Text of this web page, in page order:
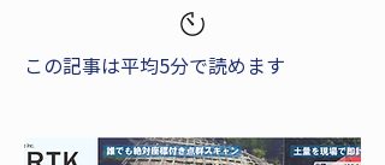
この記事は平均5分で読めます